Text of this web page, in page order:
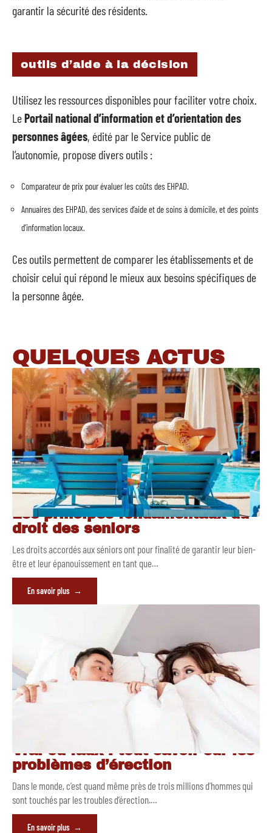
garantir la sécurité des résidents.
outils d’aide à la décision
Utilisez les ressources disponibles pour faciliter votre choix.
LePortail national d’information et d’orientation des
personnes âgées, édité par le Service public de
l’autonomie, propose divers outils :
Comparateur de prix pour évaluer les coûts des EHPAD.
Annuaires des EHPAD, des services d’aide et de soins à domicile, et des points
d’information locaux.
Ces outils permettent de comparer les établissements et de
choisir celui qui répond le mieux aux besoins spécifiques de
la personne âgée.
QUELQUES ACTUS
Les principes fondamentaux du
droit des seniors
Les droits accordés aux séniors ont pour finalité de garantir leur bien-
être et leur épanouissement en tant que…
En savoir plus
Vrai ou faux : tout savoir sur les
problèmes d’érection
Dans le monde, c’est quand même près de trois millions d’hommes qui
sont touchés par les troubles d’érection.…
En savoir plus